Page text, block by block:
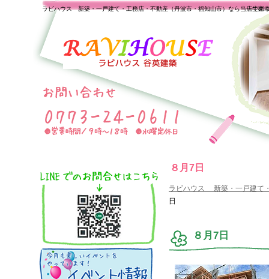
８月7日
一生の
ラビハウス 新築・一戸建て・工務店・不動産（丹波市・福知山市）なら当店で家
ラビハウス 新築・一戸建て
日
８月7日